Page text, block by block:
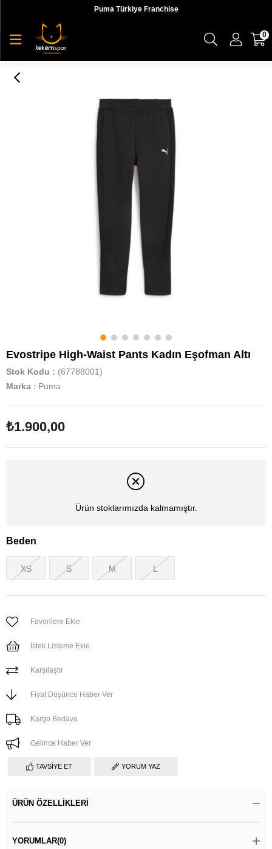
Puma Türkiye Franchise
0
Evostripe High-Waist Pants Kadın Eşofman Altı
Stok Kodu
(67788001)
Marka : Puma
₺1.900,00
Ürün stoklarımızda kalmamıştır.
Beden
XS S M L
Favorilere Ekle
İstek Listeme Ekle
Karşılaştır
Fiyat Düşünce Haber Ver
Kargo Bedava
Gelince Haber Ver
TAVSIYE ET YORUM YAZ
ÜRÜN ÖZELLIKLERI
YORUMLAR(0)